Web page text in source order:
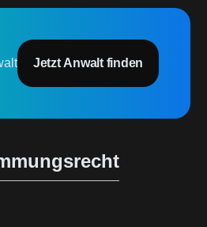
Jetzt Anwalt finden